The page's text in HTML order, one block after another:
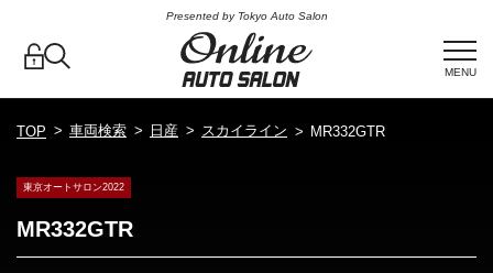
Presented by Tokyo Auto Salon
MENU
TOP 車両検索 日産 スカイライン MR332GTR
東京オートサロン2022
MR332GTR